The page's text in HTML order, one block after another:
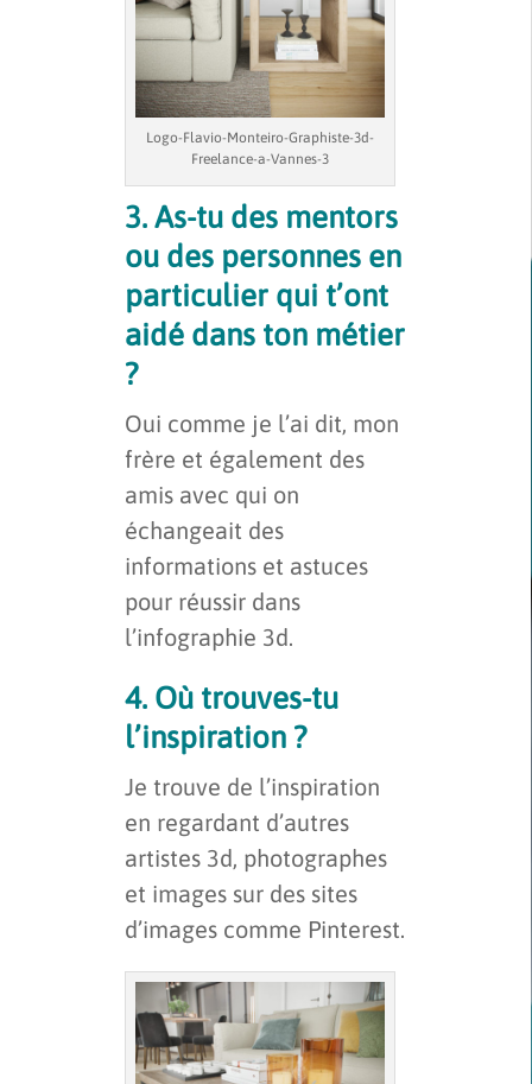
Logo-Flavio-Monteiro-Graphiste-3d-
Freelance-a-Vannes-3
3. As-tu des mentors
ou des personnes en
particulier qui t’ont
aidé dans ton métier
?
Oui comme je l’ai dit, mon
frère et également des
amis avec qui on
échangeait des
informations et astuces
pour réussir dans
l’infographie 3d.
4. Où trouves-tu
l’inspiration ?
Je trouve de l’inspiration
en regardant d’autres
artistes 3d, photographes
et images sur des sites
d’images comme Pinterest.